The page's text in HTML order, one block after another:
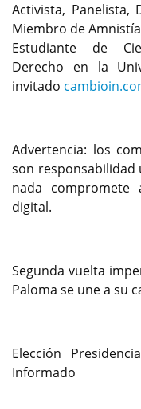
Activista, Panelista,
Miembro de
Estudiante de
Derecho en la
invitado
Advertencia: los
son responsabilidad
nada compromete
digital.
Segunda vuelta
Paloma se une a su
Elección
Informado